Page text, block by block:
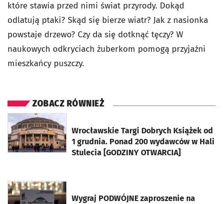
które stawia przed nimi świat przyrody. Dokąd
odlatują ptaki? Skąd się bierze wiatr? Jak z nasionka
powstaje drzewo? Czy da się dotknąć tęczy? W
naukowych odkryciach żuberkom pomogą przyjaźni
mieszkańcy puszczy.
ZOBACZ RÓWNIEŻ
Wrocławskie Targi Dobrych Książek od
1 grudnia. Ponad 200 wydawców w Hali
Stulecia [GODZINY OTWARCIA]
otworzy się w nowej karcie
Wygraj PODWÓJNE zaproszenie na
otworzy się w nowej karcie